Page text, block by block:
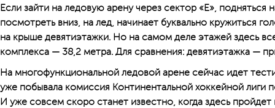
Если зайти на ледовую арену через сектор «Е», подняться
посмотреть вниз, на лед, начинает буквально кружиться
на крыше девятиэтажки. Но на самом деле этажей здесь
комплекса — 38,2 метра. Для сравнения: девятиэтажка —
На многофункциональной ледовой арене сейчас идет
уже побывала комиссия Континентальной хоккейной лиги
И уже совсем скоро станет известно, когда здесь пройдет